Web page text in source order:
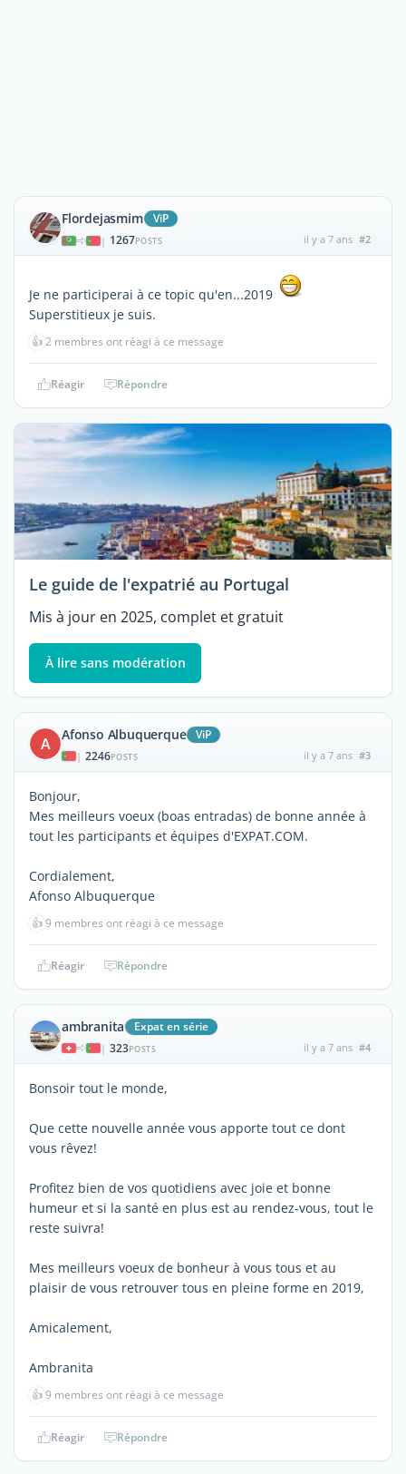
Flordejasmim ViP
| 1267POSTS il y a 7 ans #2
Je ne participerai à ce topic qu'en...2019
Superstitieux je suis.
👍2 membres ont réagi à ce message
Réagir Répondre
Le guide de l'expatrié au Portugal
Mis à jour en 2025, complet et gratuit
À lire sans modération
A Afonso Albuquerque ViP
| 2246POSTS il y a 7 ans #3
Bonjour,
Mes meilleurs voeux (boas entradas) de bonne année à
tout les participants et équipes d'EXPAT.COM.
Cordialement,
Afonso Albuquerque
👍9 membres ont réagi à ce message
Réagir Répondre
ambranita Expat en série
| 323POSTS il y a 7 ans #4
Bonsoir tout le monde,
Que cette nouvelle année vous apporte tout ce dont
vous rêvez!
Profitez bien de vos quotidiens avec joie et bonne
humeur et si la santé en plus est au rendez-vous, tout le
reste suivra!
Mes meilleurs voeux de bonheur à vous tous et au
plaisir de vous retrouver tous en pleine forme en 2019,
Amicalement,
Ambranita
👍9 membres ont réagi à ce message
Réagir Répondre